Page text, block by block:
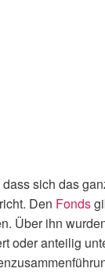
sich das
Den Fonds
Über ihn
oder anteilig